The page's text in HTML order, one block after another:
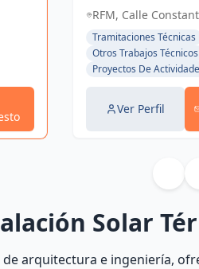
que reflejan tu
necesidades,
una gama completa
servicios de
RFM, Calle
de Gran Canaria,
Tramitaciones Técnicas
Otros Trabajos Técnicos
Proyectos De
Ver Perfil
Solar
arquitectura e ingeniería,